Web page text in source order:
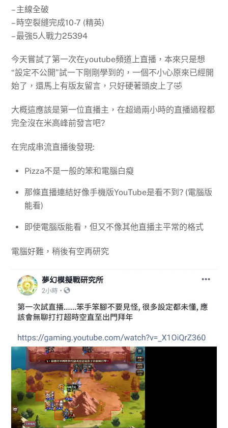
– 主線全破
– 時空裂縫完成10-7 (精英)
– 最強5人戰力25394
今天嘗試了第一次在youtube頻道上直播，本來只是想
“設定不公開”試一下剛剛學到的，一個不小心原來已經開
始了，還馬上有版友留言，只好硬著頭皮上了🤣
大概這應該是第一位直播主，在超過兩小時的直播過程都
完全沒在米高峰前發言吧?
在完成串流直播後發現:
Pizza不是一般的笨和電腦白癡
那條直播連結好像手機版YouTube是看不到? (電腦版
能看)
即使電腦版能看，但又不像其他直播主平常的格式
電腦好難，稍後有空再研究